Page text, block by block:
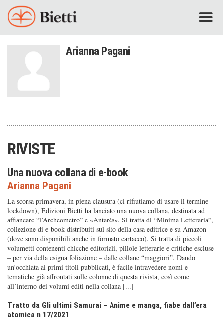
Arianna Pagani
RIVISTE
Una nuova collana di e-book
Arianna Pagani
La scorsa primavera, in piena clausura (ci rifiutiamo di usare il termine
lockdown), Edizioni Bietti ha lanciato una nuova collana, destinata ad
affiancare “l’Archeometro” e «Antarès». Si tratta di “Minima Letteraria”,
collezione di e-book distribuiti sul sito della casa editrice e su Amazon
(dove sono disponibili anche in formato cartaceo). Si tratta di piccoli
volumetti contenenti chicche editoriali, pillole letterarie e critiche escluse
– per via della esigua foliazione – dalle collane “maggiori”. Dando
un’occhiata ai primi titoli pubblicati, è facile intravedere nomi e
tematiche già affrontati sulle colonne di questa rivista, così come
all’interno dei volumi editi nella collana [...]
Tratto da Gli ultimi Samurai – Anime e manga, fiabe dall’era
atomica n 17/2021